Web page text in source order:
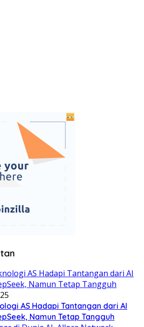
AS Hadapi Tantangan dari AI
Namun Tetap Tangguh